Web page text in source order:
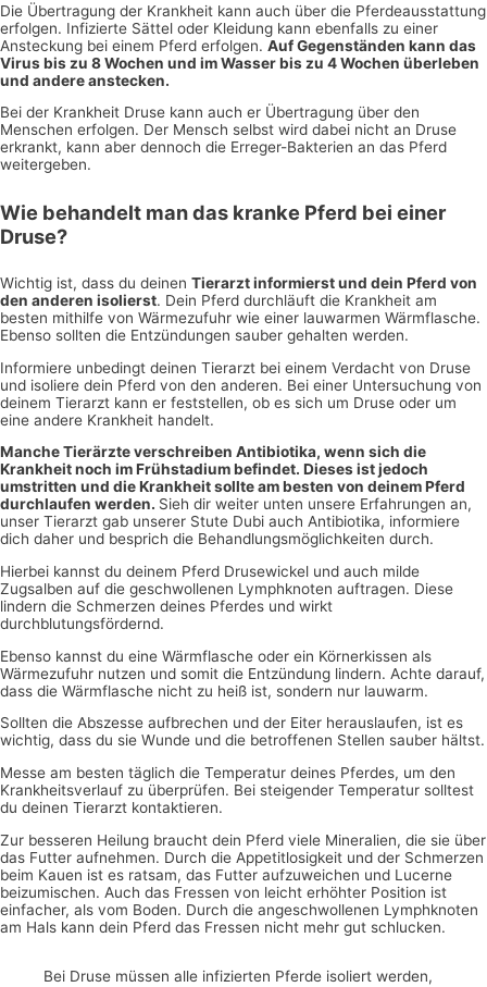
Die Übertragung der Krankheit kann auch über die Pferdeausstattung
erfolgen. Infizierte Sättel oder Kleidung kann ebenfalls zu einer
Ansteckung bei einem Pferd erfolgen. Auf Gegenständen kann das
Virus bis zu 8 Wochen und im Wasser bis zu 4 Wochen überleben
und andere anstecken.
Bei der Krankheit Druse kann auch er Übertragung über den
Menschen erfolgen. Der Mensch selbst wird dabei nicht an Druse
erkrankt, kann aber dennoch die Erreger-Bakterien an das Pferd
weitergeben.
Wie behandelt man das kranke Pferd bei einer
Druse?
Wichtig ist, dass du deinen Tierarzt informierst und dein Pferd von
den anderen isolierst. Dein Pferd durchläuft die Krankheit am
besten mithilfe von Wärmezufuhr wie einer lauwarmen Wärmflasche.
Ebenso sollten die Entzündungen sauber gehalten werden.
Informiere unbedingt deinen Tierarzt bei einem Verdacht von Druse
und isoliere dein Pferd von den anderen. Bei einer Untersuchung von
deinem Tierarzt kann er feststellen, ob es sich um Druse oder um
eine andere Krankheit handelt.
Manche Tierärzte verschreiben Antibiotika, wenn sich die
Krankheit noch im Frühstadium befindet. Dieses ist jedoch
umstritten und die Krankheit sollte am besten von deinem Pferd
durchlaufen werden. Sieh dir weiter unten unsere Erfahrungen an,
unser Tierarzt gab unserer Stute Dubi auch Antibiotika, informiere
dich daher und besprich die Behandlungsmöglichkeiten durch.
Hierbei kannst du deinem Pferd Drusewickel und auch milde
Zugsalben auf die geschwollenen Lymphknoten auftragen. Diese
lindern die Schmerzen deines Pferdes und wirkt
durchblutungsfördernd.
Ebenso kannst du eine Wärmflasche oder ein Körnerkissen als
Wärmezufuhr nutzen und somit die Entzündung lindern. Achte darauf,
dass die Wärmflasche nicht zu heiß ist, sondern nur lauwarm.
Sollten die Abszesse aufbrechen und der Eiter herauslaufen, ist es
wichtig, dass du sie Wunde und die betroffenen Stellen sauber hältst.
Messe am besten täglich die Temperatur deines Pferdes, um den
Krankheitsverlauf zu überprüfen. Bei steigender Temperatur solltest
du deinen Tierarzt kontaktieren.
Zur besseren Heilung braucht dein Pferd viele Mineralien, die sie über
das Futter aufnehmen. Durch die Appetitlosigkeit und der Schmerzen
beim Kauen ist es ratsam, das Futter aufzuweichen und Lucerne
beizumischen. Auch das Fressen von leicht erhöhter Position ist
einfacher, als vom Boden. Durch die angeschwollenen Lymphknoten
am Hals kann dein Pferd das Fressen nicht mehr gut schlucken.
Bei Druse müssen alle infizierten Pferde isoliert werden,